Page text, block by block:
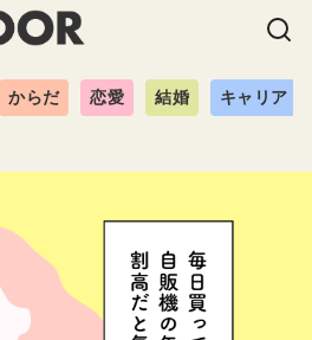
からだ 恋愛 結婚 キャリア